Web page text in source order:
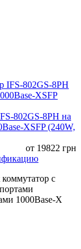
802GS-8PH на
XSFP (240W,
от 19822 грн
с
1000Base-X